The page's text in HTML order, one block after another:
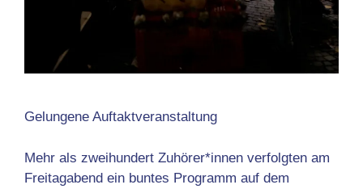
Gelungene Auftaktveranstaltung
Mehr als zweihundert Zuhörer*innen verfolgten am
Freitagabend ein buntes Programm auf dem